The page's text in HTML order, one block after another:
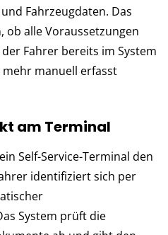
Fahrzeugdaten. Das
ob alle Voraussetzungen
Fahrer bereits im System
manuell erfasst
am Terminal
Self-Service-Terminal den
identifiziert sich per
System prüft die